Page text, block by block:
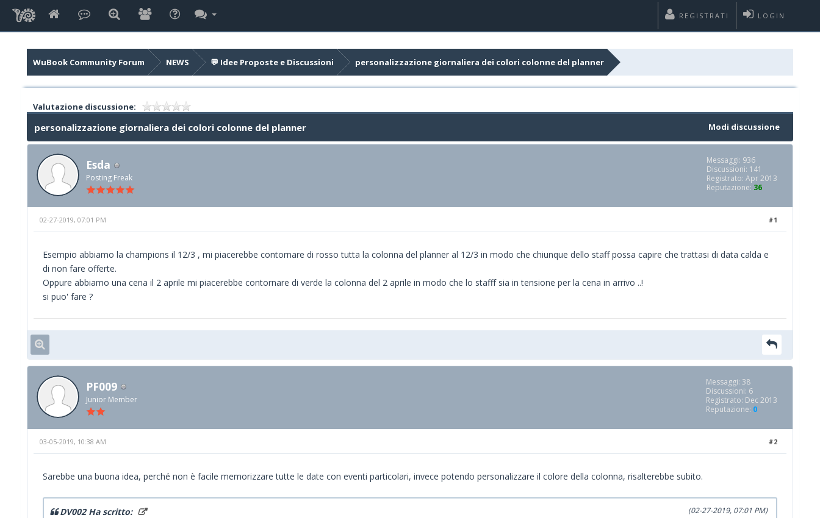
LOGIN
REGISTRATI
WuBook Community Forum NEWS 💬 Idee Proposte e Discussioni personalizzazione giornaliera dei colori colonne del planner
Valutazione discussione:
Modi discussione
personalizzazione giornaliera dei colori colonne del planner
Esda
Posting Freak
Messaggi: 936
Discussioni: 141
Registrato: Apr 2013
Reputazione: 36
#1
02-27-2019, 07:01 PM
Esempio abbiamo la champions il 12/3 , mi piacerebbe contornare di rosso tutta la colonna del planner al 12/3 in modo che chiunque dello staff possa capire che trattasi di data calda e
di non fare offerte.
Oppure abbiamo una cena il 2 aprile mi piacerebbe contornare di verde la colonna del 2 aprile in modo che lo stafff sia in tensione per la cena in arrivo ..!
si puo' fare ?
PF009
Junior Member
Messaggi: 38
Discussioni: 6
Registrato: Dec 2013
Reputazione: 0
#2
03-05-2019, 10:38 AM
Sarebbe una buona idea, perché non è facile memorizzare tutte le date con eventi particolari, invece potendo personalizzare il colore della colonna, risalterebbe subito.
(02-27-2019, 07:01 PM)
DV002 Ha scritto: